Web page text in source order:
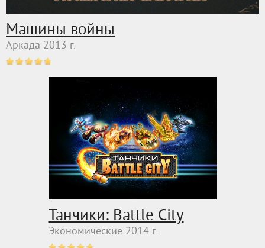
Машины войны
Аркада 2013 г.
Танчики: Battle City
Экономические 2014 г.